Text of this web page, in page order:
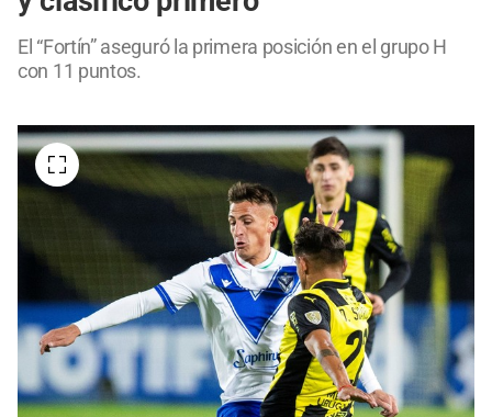
El “Fortín” aseguró la primera posición en el grupo H
con 11 puntos.